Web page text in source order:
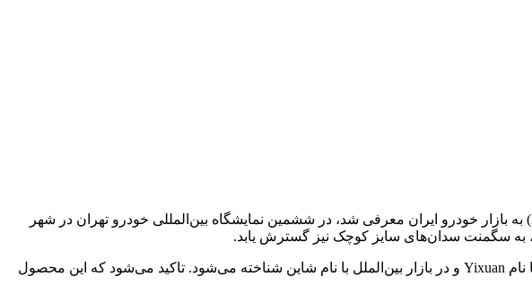
لاماری (LAMARI) برند زیرمجموعه گروه آرین پارس موتور که با تولید کراس‌اوور خوش‌فروش و محبوب ایما (Eama) به بازار خودرو ایران معرفی شد، در ششمین نمایشگاه بین‌المللی خودرو تهران در شهر
لاماری اکو محصولی از برند آئِلوس (Aeolus)، زیرمجموعه دانگ فنگ موتور (DFM) چین است که در بازار کشور چین با نام Yixuan و در بازار بین‌الملل با نام شاین شناخته می‌شود. تاکید می‌شود که این محصول